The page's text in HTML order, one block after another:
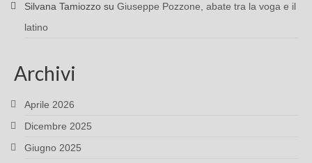
Silvana Tamiozzo su Giuseppe Pozzone, abate tra la voga e il
latino
Archivi
Aprile 2026
Dicembre 2025
Giugno 2025